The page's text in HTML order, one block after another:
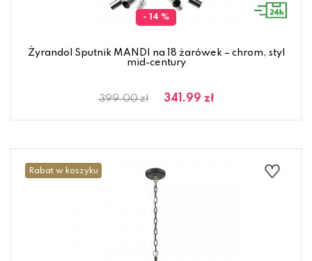
- 14 %
Żyrandol Sputnik MANDI na 18 żarówek – chrom, styl
mid-century
399.00 zł 341.99 zł
Rabat w koszyku